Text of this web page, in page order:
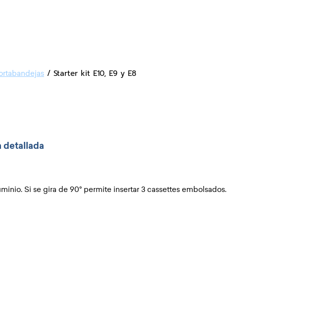
/ Starter kit E10, E9 y E8
detallada
Si se gira de 90° permite insertar 3 cassettes embolsados.